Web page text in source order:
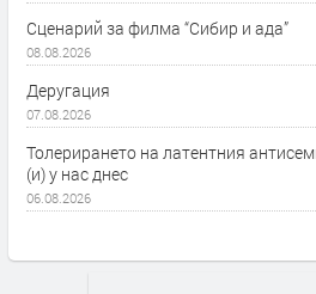
Сценарий за филма “Сибир и ада”
08.08.2026
Деругация
07.08.2026
Толерирането на латентния
(и) у нас днес
06.08.2026